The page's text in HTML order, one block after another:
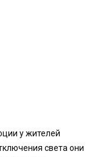
у жителей
света они